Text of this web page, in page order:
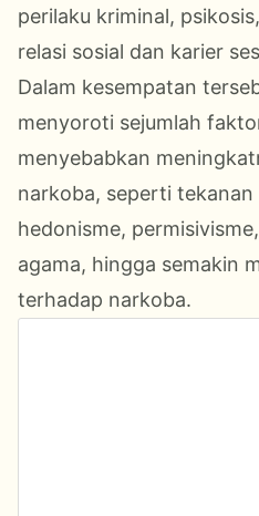
perilaku kriminal,
relasi sosial dan karier
Dalam kesempatan
menyoroti sejumlah
menyebabkan
narkoba, seperti
hedonisme,
agama, hingga semakin
terhadap narkoba.